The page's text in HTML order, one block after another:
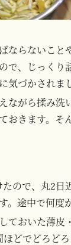
ならないこと
で、じっくり
気づかされま
ながら揉み洗
おきます。そ
たので、丸2日
。途中で何度
ておいた薄皮
ほどでどろど